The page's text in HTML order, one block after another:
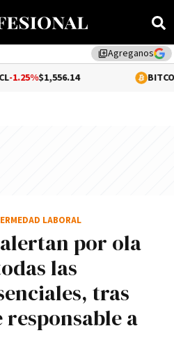
library_addAgreganos
-0.01%
por ola
las
tras
a
LABORAL